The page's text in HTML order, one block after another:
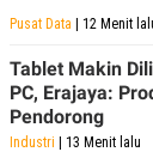
Pusat Data | 12 Menit
Tablet Makin
PC, Erajaya:
Pendorong
Industri | 13 Menit lalu